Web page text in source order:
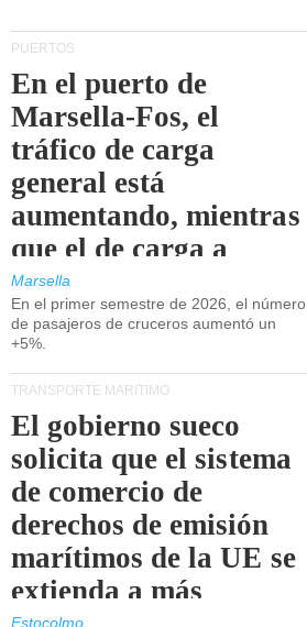
PUERTOS
En el puerto de
Marsella-Fos, el
tráfico de carga
general está
aumentando, mientras
que el de carga a
granel está
disminuyendo.
Marsella
En el primer semestre de 2026, el número
de pasajeros de cruceros aumentó un
+5%.
TRANSPORTE MARÍTIMO
El gobierno sueco
solicita que el sistema
de comercio de
derechos de emisión
marítimos de la UE se
extienda a más
Estocolmo